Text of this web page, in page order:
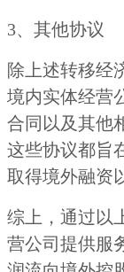
3、其他协议
除上述转移经
境内实体经营
合同以及其他
这些协议都旨
取得境外融资
综上，通过以
营公司提供服